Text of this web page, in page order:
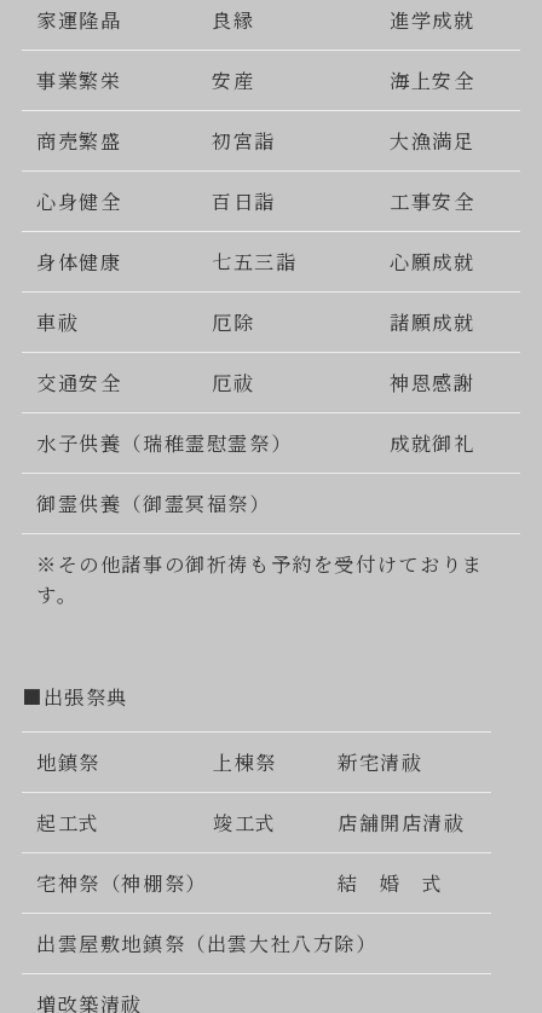
家運隆晶 良縁 進学成就
事業繁栄 安産 海上安全
商売繁盛 初宮詣 大漁満足
心身健全 百日詣 工事安全
身体健康 七五三詣 心願成就
車祓 厄除 諸願成就
交通安全 厄祓 神恩感謝
水子供養（瑞稚霊慰霊祭） 成就御礼
御霊供養（御霊冥福祭）
※その他諸事の御祈祷も予約を受付けておりま
す。
■出張祭典
地鎮祭 上棟祭 新宅清祓
起工式 竣工式 店舗開店清祓
宅神祭（神棚祭） 結 婚 式
出雲屋敷地鎮祭（出雲大社八方除）
増改築清祓